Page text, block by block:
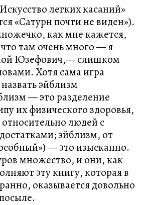
легких касаний»
«Сатурн почти не виден»).
как мне кажется,
там очень много — я
Юзефович,— слишком
Хотя сама игра
эйблизм
— это разделение
их физического здоровья,
людей с
эйблизм, от
— это изысканно.
множество, и они, как
эту книгу, которая в
оказывается довольно